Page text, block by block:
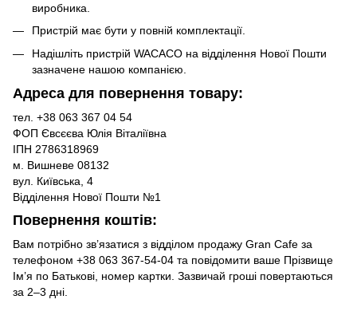
виробника.
Пристрій має бути у повній комплектації.
Надішліть пристрій WACACO на відділення Нової Пошти
зазначене нашою компанією.
Адреса для повернення товару:
тел. +38 063 367 04 54
ФОП Євсєєва Юлія Віталіївна
ІПН 2786318969
м. Вишневе 08132
вул. Київська, 4
Відділення Нової Пошти №1
Повернення коштів:
Вам потрібно зв’язатися з відділом продажу Gran Cafe за
телефоном +38 063 367-54-04 та повідомити ваше Прізвище
Ім’я по Батькові, номер картки. Зазвичай гроші повертаються
за 2–3 дні.